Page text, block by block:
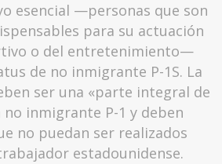
esencial —personas que son
para su actuación
o del entretenimiento—
de no inmigrante P-1S. La
ser una «parte integral de
no inmigrante P-1 y deben
no puedan ser realizados
estadounidense.